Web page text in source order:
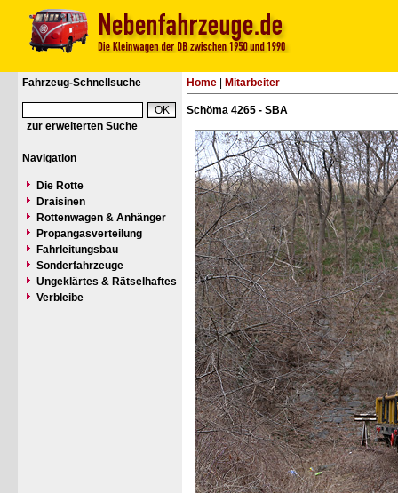
Fahrzeug-Schnellsuche
zur erweiterten Suche
Navigation
Die Rotte
Draisinen
Rottenwagen & Anhänger
Propangasverteilung
Fahrleitungsbau
Sonderfahrzeuge
Ungeklärtes & Rätselhaftes
Verbleibe
Home Mitarbeiter
Schöma 4265 - SBA